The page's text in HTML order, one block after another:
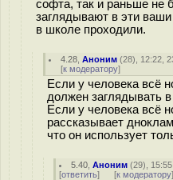
софта, так и раньше не
заглядывают в эти
в школе проходили.
4.28 ,Аноним (28), 12:22,
[к модератору]
Если у человека всё
должен заглядывать
Если у человека всё
рассказывает
что он использует
5.40 ,Аноним (29),
[ответить] [к модератору]